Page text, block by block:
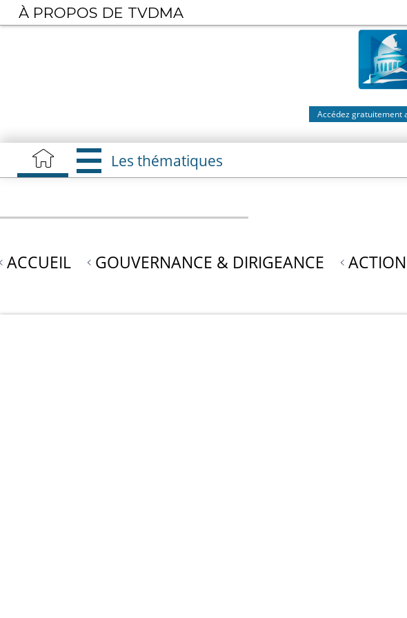
Aller
au
Accédez gratuitement
Les thématiques
ACCUEIL GOUVERNANCE & DIRIGEANCE
À PROPOS DE TVDMA